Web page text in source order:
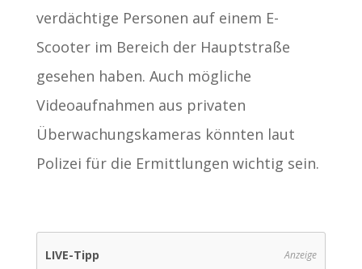
verdächtige Personen auf einem E-
Scooter im Bereich der Hauptstraße
gesehen haben. Auch mögliche
Videoaufnahmen aus privaten
Überwachungskameras könnten laut
Polizei für die Ermittlungen wichtig sein.
LIVE-Tipp Anzeige